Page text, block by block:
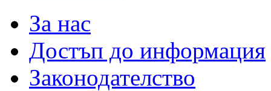
За нас
Достъп до информация
Законодателство